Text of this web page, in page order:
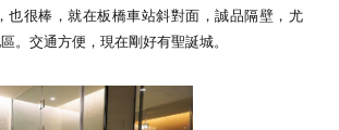
，也很棒，就在板橋車站斜對面，誠品隔壁，尤
。交通方便，現在剛好有聖誕城。